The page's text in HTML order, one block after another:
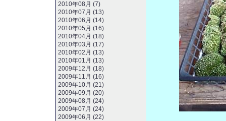
2010年08月 (7)
2010年07月 (13)
2010年06月 (14)
2010年05月 (16)
2010年04月 (18)
2010年03月 (17)
2010年02月 (13)
2010年01月 (13)
2009年12月 (18)
2009年11月 (16)
2009年10月 (21)
2009年09月 (20)
2009年08月 (24)
2009年07月 (24)
2009年06月 (22)